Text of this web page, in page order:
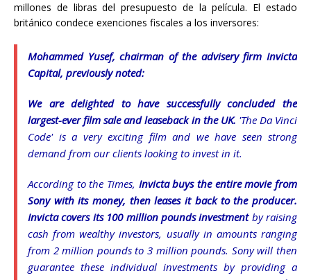
millones de libras del presupuesto de la película. El estado
británico condece exenciones fiscales a los inversores:
Mohammed Yusef, chairman of the advisery firm Invicta
Capital, previously noted:
We are delighted to have successfully concluded the
largest-ever film sale and leaseback in the UK. 'The Da Vinci
Code' is a very exciting film and we have seen strong
demand from our clients looking to invest in it.
According to the Times, Invicta buys the entire movie from
Sony with its money, then leases it back to the producer.
Invicta covers its 100 million pounds investmentby raising
cash from wealthy investors, usually in amounts ranging
from 2 million pounds to 3 million pounds. Sony will then
guarantee these individual investments by providing a